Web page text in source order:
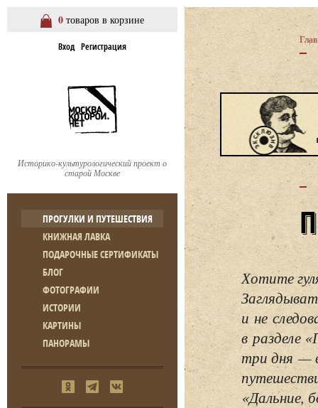
0 товаров в корзине
Вход Регистрация
Историко-культурологический проект о
старой Москве
ПРОГУЛКИ И ПУТЕШЕСТВИЯ
КНИЖНАЯ ЛАВКА
ПОДАРОЧНЫЕ СЕРТИФИКАТЫ
БЛОГ
ФОТОГРАФИИ
ИСТОРИИ
КАРТИНЫ
ПАНОРАМЫ
Хотите
и не
в разделе
три дня —
«Дальние,